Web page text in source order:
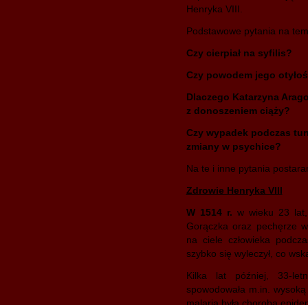
Henryka VIII.
Podstawowe pytania na
Czy cierpiał na syfilis?
Czy powodem jego
Dlaczego Katarzyna
z donoszeniem ciąży?
Czy wypadek podczas
zmiany w psychice?
Na te i inne pytania
Zdrowie Henryka VIII
W 1514 r. w wieku 23
Gorączka oraz pechęrze
na ciele człowieka
szybko się wyleczył, co
Kilka lat później, 33-
spowodowała m.in.